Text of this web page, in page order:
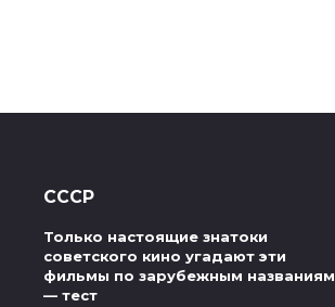
СССР
Только настоящие знатоки
советского кино угадают эти
фильмы по зарубежным названиям
— тест